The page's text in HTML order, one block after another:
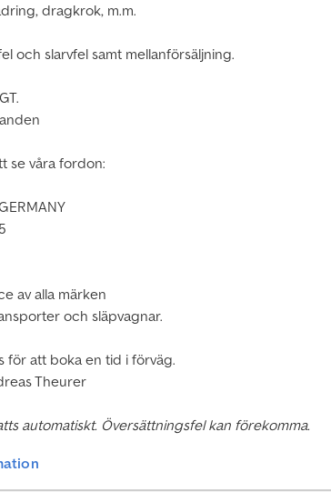
dragkrok, m.m.
och slarvfel samt mellanförsäljning.
se våra fordon:
av alla märken
och släpvagnar.
för att boka en tid i förväg.
Theurer
automatiskt. Översättningsfel kan förekomma.